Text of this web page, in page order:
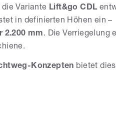
die Variante Lift&go CDL
in definierten Höhen ein –
2.200 mm. Die Verriegelung
Konzepten bietet